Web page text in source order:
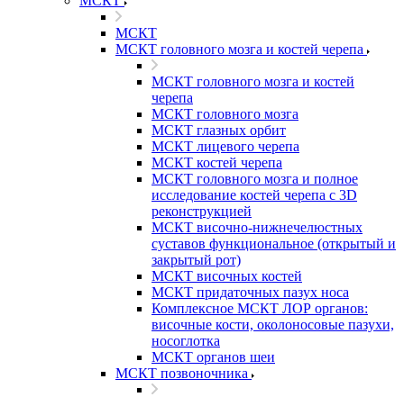
МСКТ
МСКТ головного мозга и костей черепа
МСКТ головного мозга и костей
черепа
МСКТ головного мозга
МСКТ глазных орбит
МСКТ лицевого черепа
МСКТ костей черепа
МСКТ головного мозга и полное
исследование костей черепа с 3D
реконструкцией
МСКТ височно-нижнечелюстных
суставов функциональное (открытый и
закрытый рот)
МСКТ височных костей
МСКТ придаточных пазух носа
Комплексное МСКТ ЛОР органов:
височные кости, околоносовые пазухи,
носоглотка
МСКТ органов шеи
МСКТ позвоночника